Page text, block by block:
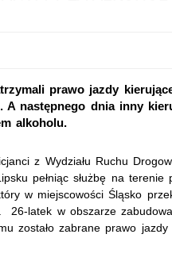
prawo jazdy
A następnego dnia inny
alkoholu.
z Wydziału Ruchu
pełniąc służbę na terenie
w miejscowości Śląsko
latek w obszarze
zostało zabrane prawo